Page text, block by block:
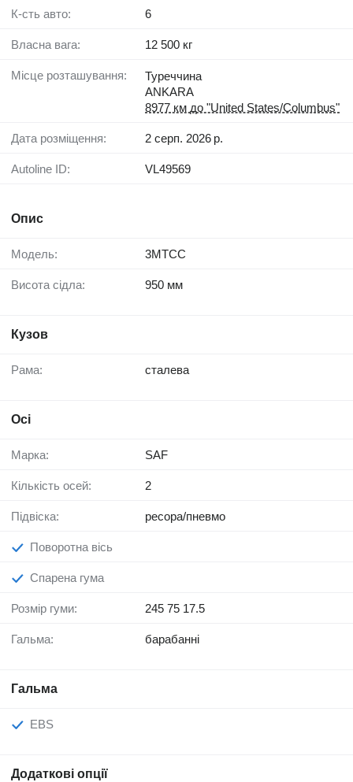
К-сть авто: 6
Власна вага: 12 500 кг
Місце розташування:
Туреччина
ANKARA
8977 км до "United States/Columbus"
Дата розміщення: 2 серп. 2026 р.
Autoline ID: VL49569
Опис
Модель: 3MTCC
Висота сідла: 950 мм
Кузов
Рама: сталева
Осі
Марка: SAF
Кількість осей: 2
Підвіска: ресора/пневмо
Поворотна вісь
Спарена гума
Розмір гуми: 245 75 17.5
Гальма: барабанні
Гальма
EBS
Додаткові опції